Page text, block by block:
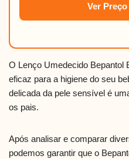
Ver
O Lenço Umedecido Bepantol
eficaz para a higiene do seu
delicada da pele sensível é
os pais.
Após analisar e comparar
podemos garantir que o